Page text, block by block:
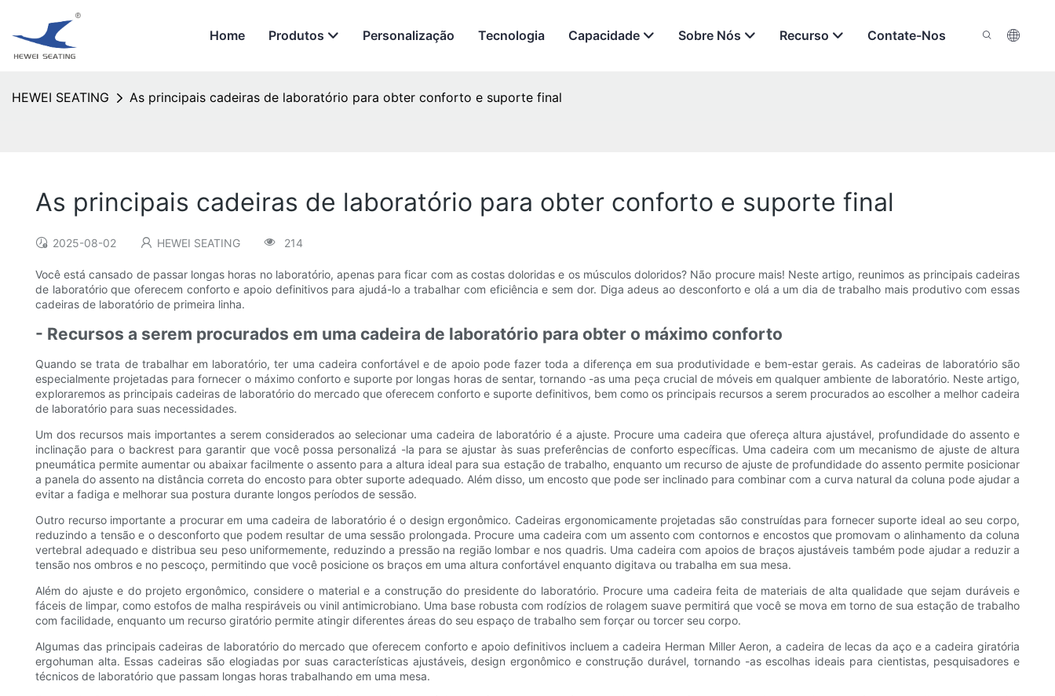
Home Produtos Personalização Tecnologia Capacidade Sobre Nós Recurso Contate-Nos
HEWEI SEATING As principais cadeiras de laboratório para obter conforto e suporte final
As principais cadeiras de laboratório para obter conforto e suporte final
2025-08-02 HEWEI SEATING 214
Você está cansado de passar longas horas no laboratório, apenas para ficar com as costas doloridas e os músculos doloridos? Não procure mais! Neste artigo, reunimos as principais cadeiras
de laboratório que oferecem conforto e apoio definitivos para ajudá-lo a trabalhar com eficiência e sem dor. Diga adeus ao desconforto e olá a um dia de trabalho mais produtivo com essas
cadeiras de laboratório de primeira linha.
- Recursos a serem procurados em uma cadeira de laboratório para obter o máximo conforto
Quando se trata de trabalhar em laboratório, ter uma cadeira confortável e de apoio pode fazer toda a diferença em sua produtividade e bem-estar gerais. As cadeiras de laboratório são
especialmente projetadas para fornecer o máximo conforto e suporte por longas horas de sentar, tornando -as uma peça crucial de móveis em qualquer ambiente de laboratório. Neste artigo,
exploraremos as principais cadeiras de laboratório do mercado que oferecem conforto e suporte definitivos, bem como os principais recursos a serem procurados ao escolher a melhor cadeira
de laboratório para suas necessidades.
Um dos recursos mais importantes a serem considerados ao selecionar uma cadeira de laboratório é a ajuste. Procure uma cadeira que ofereça altura ajustável, profundidade do assento e
inclinação para o backrest para garantir que você possa personalizá -la para se ajustar às suas preferências de conforto específicas. Uma cadeira com um mecanismo de ajuste de altura
pneumática permite aumentar ou abaixar facilmente o assento para a altura ideal para sua estação de trabalho, enquanto um recurso de ajuste de profundidade do assento permite posicionar
a panela do assento na distância correta do encosto para obter suporte adequado. Além disso, um encosto que pode ser inclinado para combinar com a curva natural da coluna pode ajudar a
evitar a fadiga e melhorar sua postura durante longos períodos de sessão.
Outro recurso importante a procurar em uma cadeira de laboratório é o design ergonômico. Cadeiras ergonomicamente projetadas são construídas para fornecer suporte ideal ao seu corpo,
reduzindo a tensão e o desconforto que podem resultar de uma sessão prolongada. Procure uma cadeira com um assento com contornos e encostos que promovam o alinhamento da coluna
vertebral adequado e distribua seu peso uniformemente, reduzindo a pressão na região lombar e nos quadris. Uma cadeira com apoios de braços ajustáveis ​​também pode ajudar a reduzir a
tensão nos ombros e no pescoço, permitindo que você posicione os braços em uma altura confortável enquanto digitava ou trabalha em sua mesa.
Além do ajuste e do projeto ergonômico, considere o material e a construção do presidente do laboratório. Procure uma cadeira feita de materiais de alta qualidade que sejam duráveis ​​e
fáceis de limpar, como estofos de malha respiráveis ​​ou vinil antimicrobiano. Uma base robusta com rodízios de rolagem suave permitirá que você se mova em torno de sua estação de trabalho
com facilidade, enquanto um recurso giratório permite atingir diferentes áreas do seu espaço de trabalho sem forçar ou torcer seu corpo.
Algumas das principais cadeiras de laboratório do mercado que oferecem conforto e apoio definitivos incluem a cadeira Herman Miller Aeron, a cadeira de lecas da aço e a cadeira giratória
ergohuman alta. Essas cadeiras são elogiadas por suas características ajustáveis, design ergonômico e construção durável, tornando -as escolhas ideais para cientistas, pesquisadores e
técnicos de laboratório que passam longas horas trabalhando em uma mesa.